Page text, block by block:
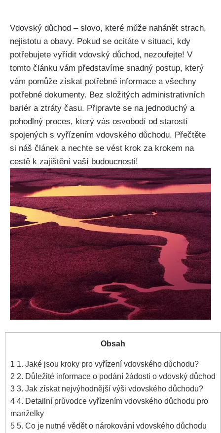
Vdovský důchod – slovo, které může nahánět strach,
nejistotu a obavy. Pokud se ocitáte v situaci, kdy
potřebujete vyřídit vdovský důchod, nezoufejte! V
tomto článku vám představíme snadný postup, který
vám pomůže získat potřebné informace a všechny
potřebné dokumenty. Bez složitých administrativních
bariér a ztráty času. Připravte se na jednoduchý a
pohodlný proces, který vás osvobodí od starostí
spojených s vyřízením vdovského důchodu. Přečtěte
si náš článek a nechte se vést krok za krokem na
cestě k zajištění vaší budoucnosti!
Obsah
1 1. Jaké jsou kroky pro vyřízení vdovského důchodu?
2 2. Důležité informace o podání žádosti o vdovský důchod
3 3. Jak získat nejvýhodnější výši vdovského důchodu?
4 4. Detailní průvodce vyřízením vdovského důchodu pro
manželky
5 5. Co je nutné vědět o nárokování vdovského důchodu